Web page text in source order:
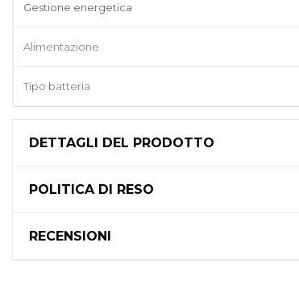
Gestione energetica
Alimentazione
Tipo batteria
DETTAGLI DEL PRODOTTO
POLITICA DI RESO
RECENSIONI